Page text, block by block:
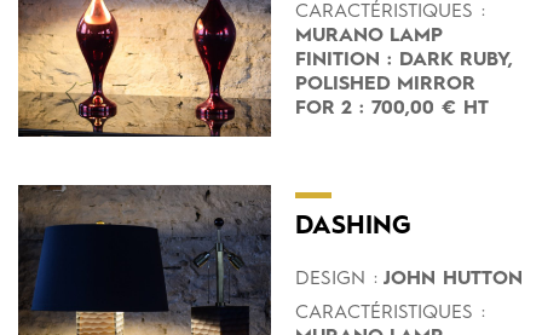
CARACTÉRISTIQUES :
MURANO LAMP
FINITION : DARK RUBY,
POLISHED MIRROR
FOR 2 : 700,00 € HT
DASHING
DESIGN : JOHN HUTTON
CARACTÉRISTIQUES :